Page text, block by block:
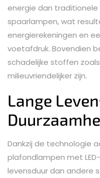
energie dan
spaarlampen, wat
energierekeningen en
voetafdruk. Bovendien
schadelijke stoffen
milieuvriendelijker zijn.
Lange
Dankzij de technologie
plafondlampen met
levensduur dan andere